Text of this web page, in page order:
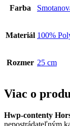
Farba
Materiál 100%
Rozmer 25 cm
Viac o
Hwp-contenty
nepostrádateľným